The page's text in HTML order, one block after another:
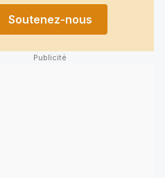
Soutenez-nous